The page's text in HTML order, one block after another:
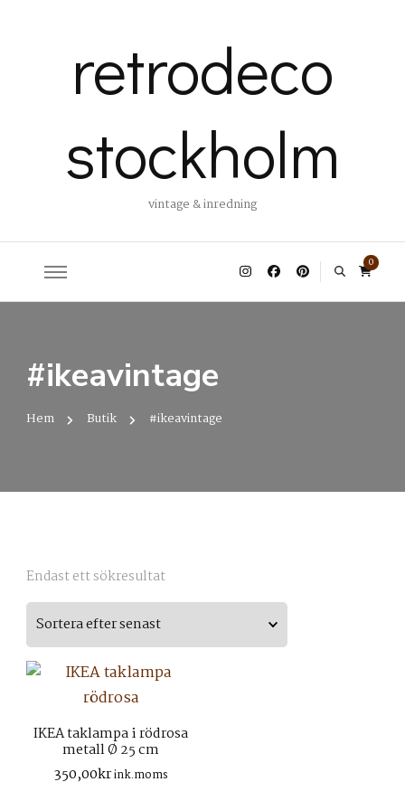
retrodeco
stockholm
vintage & inredning
0
#ikeavintage
Hem Butik #ikeavintage
Endast ett sökresultat
IKEA taklampa i rödrosa
metall Ø 25 cm
350,00krink.moms